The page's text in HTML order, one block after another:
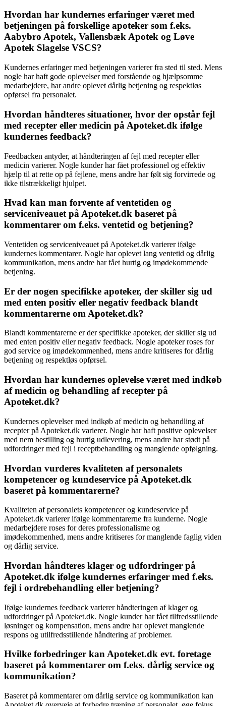
Hvordan har kundernes erfaringer været med
betjeningen på forskellige apoteker som f.eks.
Aabybro Apotek, Vallensbæk Apotek og Løve
Apotek Slagelse VSCS?
Kundernes erfaringer med betjeningen varierer fra sted til sted. Mens
nogle har haft gode oplevelser med forstående og hjælpsomme
medarbejdere, har andre oplevet dårlig betjening og respektløs
opførsel fra personalet.
Hvordan håndteres situationer, hvor der opstår fejl
med recepter eller medicin på Apoteket.dk ifølge
kundernes feedback?
Feedbacken antyder, at håndteringen af fejl med recepter eller
medicin varierer. Nogle kunder har fået professionel og effektiv
hjælp til at rette op på fejlene, mens andre har følt sig forvirrede og
ikke tilstrækkeligt hjulpet.
Hvad kan man forvente af ventetiden og
serviceniveauet på Apoteket.dk baseret på
kommentarer om f.eks. ventetid og betjening?
Ventetiden og serviceniveauet på Apoteket.dk varierer ifølge
kundernes kommentarer. Nogle har oplevet lang ventetid og dårlig
kommunikation, mens andre har fået hurtig og imødekommende
betjening.
Er der nogen specifikke apoteker, der skiller sig ud
med enten positiv eller negativ feedback blandt
kommentarerne om Apoteket.dk?
Blandt kommentarerne er der specifikke apoteker, der skiller sig ud
med enten positiv eller negativ feedback. Nogle apoteker roses for
god service og imødekommenhed, mens andre kritiseres for dårlig
betjening og respektløs opførsel.
Hvordan har kundernes oplevelse været med indkøb
af medicin og behandling af recepter på
Apoteket.dk?
Kundernes oplevelser med indkøb af medicin og behandling af
recepter på Apoteket.dk varierer. Nogle har haft positive oplevelser
med nem bestilling og hurtig udlevering, mens andre har stødt på
udfordringer med fejl i receptbehandling og manglende opfølgning.
Hvordan vurderes kvaliteten af personalets
kompetencer og kundeservice på Apoteket.dk
baseret på kommentarerne?
Kvaliteten af personalets kompetencer og kundeservice på
Apoteket.dk varierer ifølge kommentarerne fra kunderne. Nogle
medarbejdere roses for deres professionalisme og
imødekommenhed, mens andre kritiseres for manglende faglig viden
og dårlig service.
Hvordan håndteres klager og udfordringer på
Apoteket.dk ifølge kundernes erfaringer med f.eks.
fejl i ordrebehandling eller betjening?
Ifølge kundernes feedback varierer håndteringen af klager og
udfordringer på Apoteket.dk. Nogle kunder har fået tilfredsstillende
løsninger og kompensation, mens andre har oplevet manglende
respons og utilfredsstillende håndtering af problemer.
Hvilke forbedringer kan Apoteket.dk evt. foretage
baseret på kommentarer om f.eks. dårlig service og
kommunikation?
Baseret på kommentarer om dårlig service og kommunikation kan